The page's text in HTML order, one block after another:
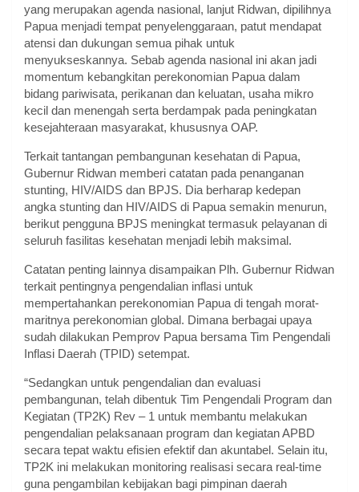
yang merupakan agenda nasional, lanjut Ridwan, dipilihnya
Papua menjadi tempat penyelenggaraan, patut mendapat
atensi dan dukungan semua pihak untuk
menyukseskannya. Sebab agenda nasional ini akan jadi
momentum kebangkitan perekonomian Papua dalam
bidang pariwisata, perikanan dan keluatan, usaha mikro
kecil dan menengah serta berdampak pada peningkatan
kesejahteraan masyarakat, khususnya OAP.
Terkait tantangan pembangunan kesehatan di Papua,
Gubernur Ridwan memberi catatan pada penanganan
stunting, HIV/AIDS dan BPJS. Dia berharap kedepan
angka stunting dan HIV/AIDS di Papua semakin menurun,
berikut pengguna BPJS meningkat termasuk pelayanan di
seluruh fasilitas kesehatan menjadi lebih maksimal.
Catatan penting lainnya disampaikan Plh. Gubernur Ridwan
terkait pentingnya pengendalian inflasi untuk
mempertahankan perekonomian Papua di tengah morat-
maritnya perekonomian global. Dimana berbagai upaya
sudah dilakukan Pemprov Papua bersama Tim Pengendali
Inflasi Daerah (TPID) setempat.
“Sedangkan untuk pengendalian dan evaluasi
pembangunan, telah dibentuk Tim Pengendali Program dan
Kegiatan (TP2K) Rev – 1 untuk membantu melakukan
pengendalian pelaksanaan program dan kegiatan APBD
secara tepat waktu efisien efektif dan akuntabel. Selain itu,
TP2K ini melakukan monitoring realisasi secara real-time
guna pengambilan kebijakan bagi pimpinan daerah